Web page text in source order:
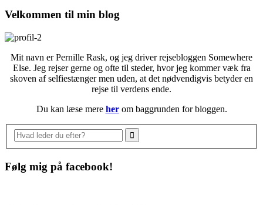
Velkommen til min blog
Mit navn er Pernille Rask, og jeg driver rejsebloggen Somewhere
Else. Jeg rejser gerne og ofte til steder, hvor jeg kommer væk fra
skoven af selfiestænger men uden, at det nødvendigvis betyder en
rejse til verdens ende.
Du kan læse mere herom baggrunden for bloggen.
Følg mig på facebook!